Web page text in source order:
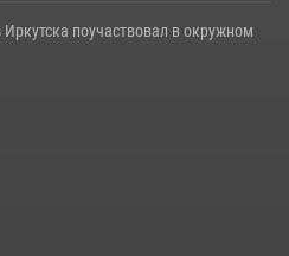
поучаствовал в окружном